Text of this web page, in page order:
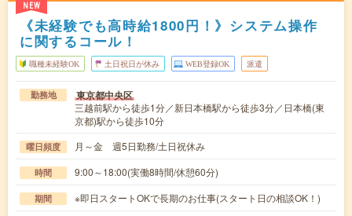
NEW
《未経験でも高時給1800円！》システム操作
に関するコール！
職種未経験OK 土日祝日が休み WEB登録OK 派遣
勤務地 東京都中央区
三越前駅から徒歩1分／新日本橋駅から徒歩3分／日本橋(東
京都)駅から徒歩10分
曜日頻度 月～金 週5日勤務/土日祝休み
時間 9:00～18:00(実働8時間/休憩60分)
期間 ※即日スタートOKで長期のお仕事(スタート日の相談OK！)